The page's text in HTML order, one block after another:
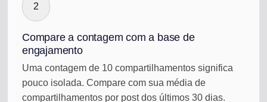
2
Compare a contagem com a base de
engajamento
Uma contagem de 10 compartilhamentos significa
pouco isolada. Compare com sua média de
compartilhamentos por post dos últimos 30 dias.